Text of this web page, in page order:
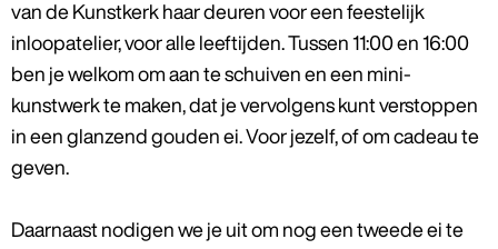
van de Kunstkerk haar deuren voor een feestelijk
inloopatelier, voor alle leeftijden. Tussen 11:00 en 16:00
ben je welkom om aan te schuiven en een mini-
kunstwerk te maken, dat je vervolgens kunt verstoppen
in een glanzend gouden ei. Voor jezelf, of om cadeau te
geven.
Daarnaast nodigen we je uit om nog een tweede ei te